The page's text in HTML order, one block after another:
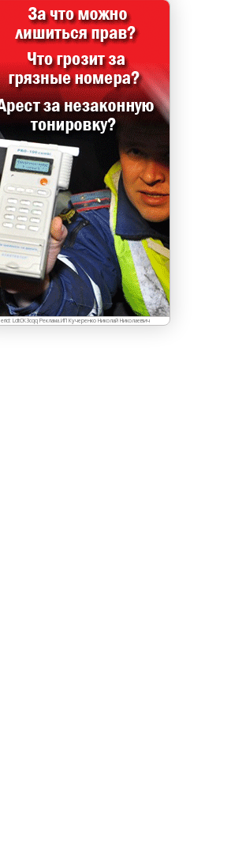
erid: LdtCK3cqq Реклама.ИП Кучеренко Николай Николаевич